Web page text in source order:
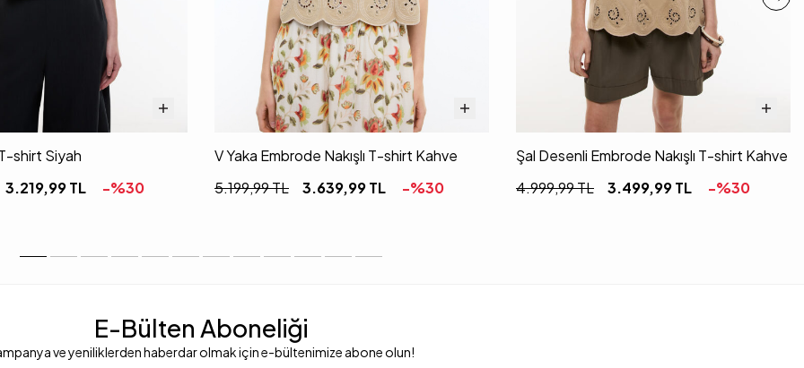
shirt Siyah
3.219,99TL -%30
V Yaka Embrode Nakışlı T-shirt Kahve
5.199,99TL 3.639,99TL -%30
Şal Desenli Embrode Nakışlı T-shirt Kahve
4.999,99TL 3.499,99TL -%30
E-Bülten Aboneliği
ve yeniliklerden haberdar olmak için e-bültenimize abone olun!